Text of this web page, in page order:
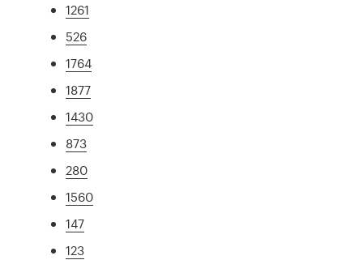
1261
526
1764
1877
1430
873
280
1560
147
123